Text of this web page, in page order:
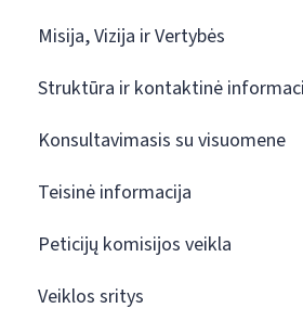
Misija, Vizija ir Vertybės
Struktūra ir kontaktinė
Konsultavimasis su visuomene
Teisinė informacija
Peticijų komisijos veikla
Veiklos sritys